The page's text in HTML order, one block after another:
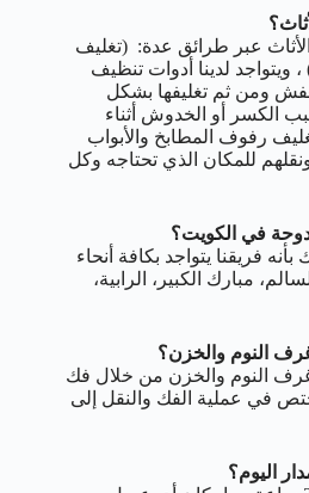
عبر طرائق عدة: (تغليف
لدينا أدوات تنظيف
ومن ثم تغليفها بشكل
الكسر أو الخدوش أثناء
رفوف المطابخ والأبواب
للمكان الذي تحتاجه وكل
في الكويت؟
فريقنا يتواجد بكافة أنحاء
مبارك الكبير، الرابية،
النوم والخزن؟
النوم والخزن من خلال فك
في عملية الفك والنقل إلى
اليوم؟